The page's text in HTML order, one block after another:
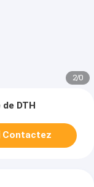
2/0
DTH
Contactez